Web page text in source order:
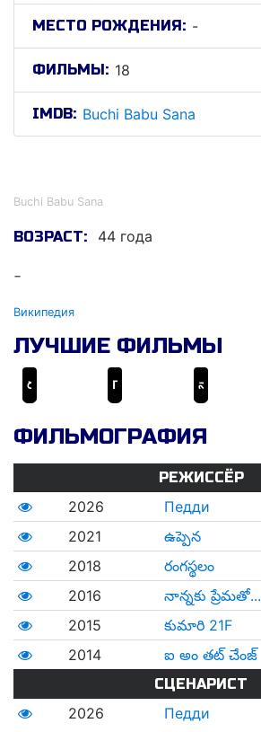
МЕСТО РОЖДЕНИЯ: -
ФИЛЬМЫ: 18
IMDB: Buchi Babu Sana
Buchi Babu Sana
ВОЗРАСТ: 44 года
-
Википедия
ЛУЧШИЕ ФИЛЬМЫ
ФИЛЬМОГРАФИЯ
РЕЖИССЁР
2026
Педди
2021
ఉప్పెన
2018
రంగస్థలం
2016
నాన్నకు ప్రేమతో...
2015
కుమారి 21F
2014
ఐ అం తట్ చేంజ్
СЦЕНАРИСТ
2026
Педди